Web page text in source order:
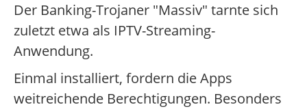
Der Banking-Trojaner "Massiv" tarnte sich
zuletzt etwa als IPTV-Streaming-
Anwendung.
Einmal installiert, fordern die Apps
weitreichende Berechtigungen. Besonders